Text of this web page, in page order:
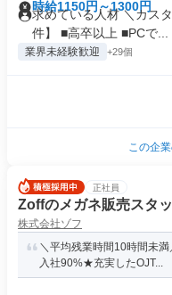
時給1150円～1300円
求めている人材 ＼カス
件】 ■高卒以上 ■PCで...
業界未経験歓迎 +29個
この企
正社員
Zoffのメガネ販売スタ
株式会社ゾフ
＼平均残業時間10時間未
入社90%★充実したOJT...